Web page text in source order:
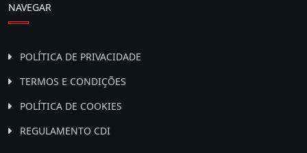
NAVEGAR
POLÍTICA DE PRIVACIDADE
TERMOS E CONDIÇÕES
POLÍTICA DE COOKIES
REGULAMENTO CDI